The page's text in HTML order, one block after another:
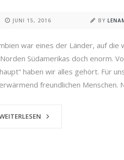
JUNI 15, 2016 BY
war eines der Länder, auf
Südamerikas doch enorm.
haben wir alles gehört. Für
freundlichen Menschen.